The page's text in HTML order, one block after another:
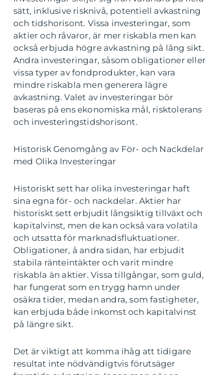
sätt, inklusive risknivå, potentiell avkastning
och tidshorisont. Vissa investeringar, som
aktier och råvaror, är mer riskabla men kan
också erbjuda högre avkastning på lång sikt.
Andra investeringar, såsom obligationer eller
vissa typer av fondprodukter, kan vara
mindre riskabla men generera lägre
avkastning. Valet av investeringar bör
baseras på ens ekonomiska mål, risktolerans
och investeringstidshorisont.
Historisk Genomgång av För- och Nackdelar
med Olika Investeringar
Historiskt sett har olika investeringar haft
sina egna för- och nackdelar. Aktier har
historiskt sett erbjudit långsiktig tillväxt och
kapitalvinst, men de kan också vara volatila
och utsatta för marknadsfluktuationer.
Obligationer, å andra sidan, har erbjudit
stabila ränteintäkter och varit mindre
riskabla än aktier. Vissa tillgångar, som guld,
har fungerat som en trygg hamn under
osäkra tider, medan andra, som fastigheter,
kan erbjuda både inkomst och kapitalvinst
på längre sikt.
Det är viktigt att komma ihåg att tidigare
resultat inte nödvändigtvis förutsäger